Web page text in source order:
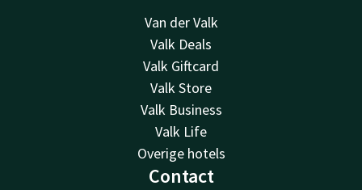
Van der Valk
Valk Deals
Valk Giftcard
Valk Store
Valk Business
Valk Life
Overige hotels
Contact